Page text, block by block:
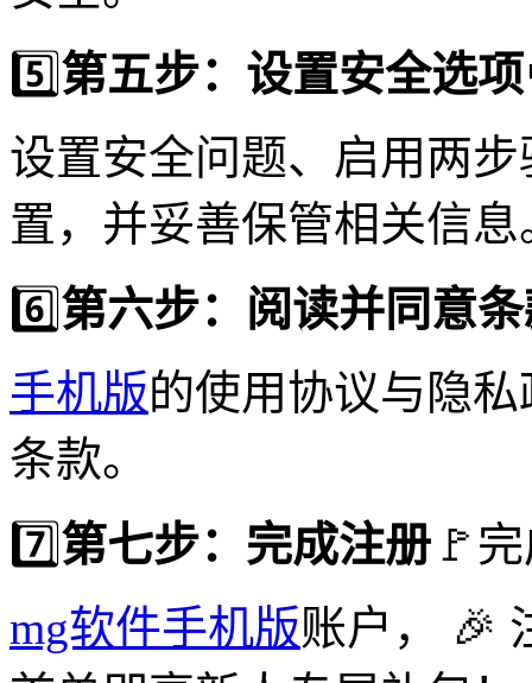
5️⃣第五步：设置安全选项
设置安全问题、启用两
置，并妥善保管相关信息
6️⃣第六步：阅读并同意
手机版的使用协议与隐
条款。
7️⃣第七步：完成注册 🚩
mg软件手机版账户， 🎉